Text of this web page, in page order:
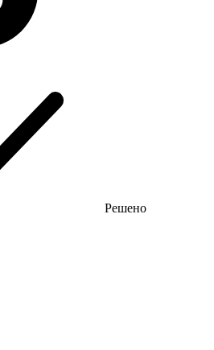
Решено